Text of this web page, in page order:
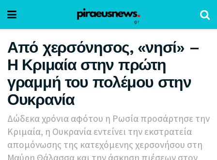
Από χερσόνησος, «νησί» –
Η Κριμαία στην πρώτη
γραμμή του πολέμου στην
Ουκρανία
Δώδεκα χρόνια αφότου η Ρωσία προσάρτησε την
Κριμαία, η Ουκρανία εντείνει την εκστρατεία
απομόνωσης της κατεχόμενης χερσονήσου στη
Μαύρη Θάλασσα και την άσκηση πιέσεων στον